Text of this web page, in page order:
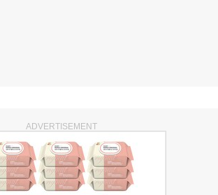
ADVERTISEMENT